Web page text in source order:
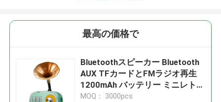
最高の価格で
Bluetoothスピーカー Bluetooth
AUX TFカードとFMラジオ再生
1200mAh バッテリー ミニレトロ
トランペットデザイン 125 × 66
MOQ： 3000pcs